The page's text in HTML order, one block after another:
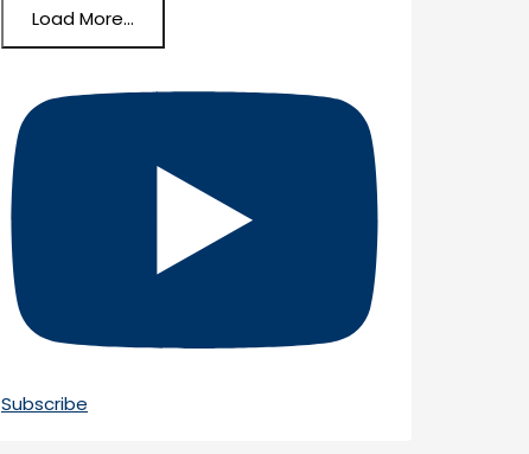
Load More...
Subscribe